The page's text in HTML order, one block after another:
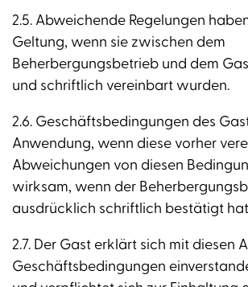
2.5. Abweichende Regelungen
Geltung, wenn sie zwischen dem
Beherbergungsbetrieb und dem
und schriftlich vereinbart wurden.
2.6. Geschäftsbedingungen des
Anwendung, wenn diese vorher
Abweichungen von diesen
wirksam, wenn der
ausdrücklich schriftlich bestätigt
2.7. Der Gast erklärt sich mit diesen
Geschäftsbedingungen